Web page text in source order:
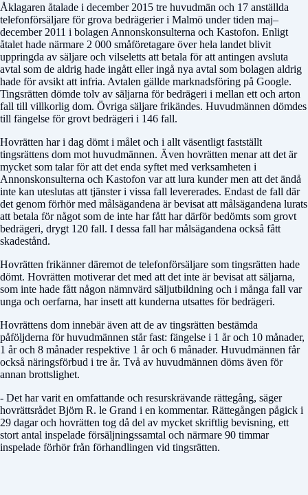
Åklagaren åtalade i december 2015 tre huvudmän och 17 anställda
telefonförsäljare för grova bedrägerier i Malmö under tiden maj–
december 2011 i bolagen Annonskonsulterna och Kastofon. Enligt
åtalet hade närmare 2 000 småföretagare över hela landet blivit
uppringda av säljare och vilseletts att betala för att antingen avsluta
avtal som de aldrig hade ingått eller ingå nya avtal som bolagen aldrig
hade för avsikt att infria. Avtalen gällde marknadsföring på Google.
Tingsrätten dömde tolv av säljarna för bedrägeri i mellan ett och arton
fall till villkorlig dom. Övriga säljare frikändes. Huvudmännen dömdes
till fängelse för grovt bedrägeri i 146 fall.
Hovrätten har i dag dömt i målet och i allt väsentligt fastställt
tingsrättens dom mot huvudmännen. Även hovrätten menar att det är
mycket som talar för att det enda syftet med verksamheten i
Annonskonsulterna och Kastofon var att lura kunder men att det ändå
inte kan uteslutas att tjänster i vissa fall levererades. Endast de fall där
det genom förhör med målsägandena är bevisat att målsägandena lurats
att betala för något som de inte har fått har därför bedömts som grovt
bedrägeri, drygt 120 fall. I dessa fall har målsägandena också fått
skadestånd.
Hovrätten frikänner däremot de telefonförsäljare som tingsrätten hade
dömt. Hovrätten motiverar det med att det inte är bevisat att säljarna,
som inte hade fått någon nämnvärd säljutbildning och i många fall var
unga och oerfarna, har insett att kunderna utsattes för bedrägeri.
Hovrättens dom innebär även att de av tingsrätten bestämda
påföljderna för huvudmännen står fast: fängelse i 1 år och 10 månader,
1 år och 8 månader respektive 1 år och 6 månader. Huvudmännen får
också näringsförbud i tre år. Två av huvudmännen döms även för
annan brottslighet.
- Det har varit en omfattande och resurskrävande rättegång, säger
hovrättsrådet Björn R. le Grand i en kommentar. Rättegången pågick i
29 dagar och hovrätten tog då del av mycket skriftlig bevisning, ett
stort antal inspelade försäljningssamtal och närmare 90 timmar
inspelade förhör från förhandlingen vid tingsrätten.